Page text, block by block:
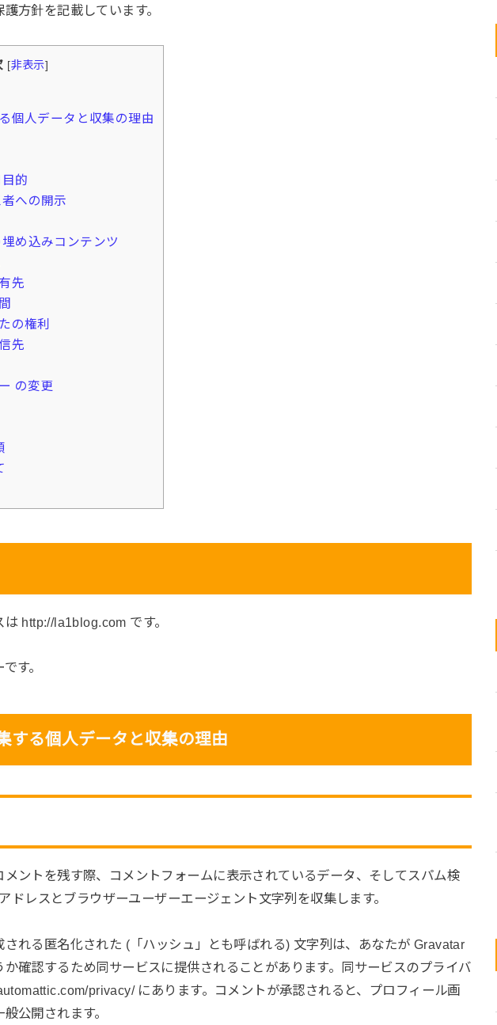
方針を記載しています。
[非表示]
個人データと収集の理由
的
への開示
め込みコンテンツ
先
の権利
先
の変更
http://la1blog.com です。
す。
する個人データと収集の理由
メントを残す際、コメントフォームに表示されているデータ、そしてスパム検
ドレスとブラウザーユーザーエージェント文字列を収集します。
される匿名化された (「ハッシュ」とも呼ばれる) 文字列は、あなたが Gravatar
確認するため同サービスに提供されることがあります。同サービスのプライバ
privacy/ にあります。コメントが承認されると、プロフィール画
公開されます。